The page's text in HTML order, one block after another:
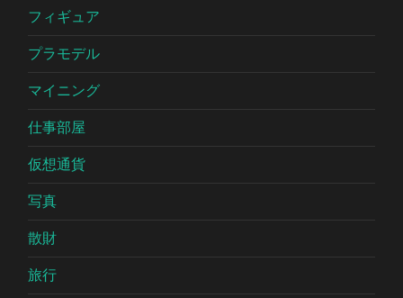
フィギュア
プラモデル
マイニング
仕事部屋
仮想通貨
写真
散財
旅行